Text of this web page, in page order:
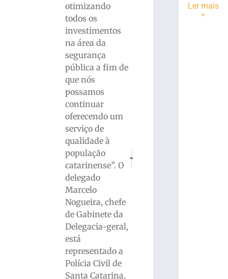
otimizando
todos os
investimentos
na área da
segurança
pública a fim de
que nós
possamos
continuar
oferecendo um
serviço de
qualidade à
população
catarinense”. O
delegado
Marcelo
Nogueira, chefe
de Gabinete da
Delegacia-geral,
está
representado a
Polícia Civil de
Santa Catarina,
Carro sai da pista e atinge árvore,
Ler mais
»